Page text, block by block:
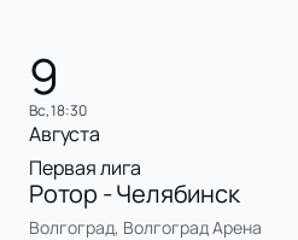
9
вс, 18:30
Августа
Первая лига
Ротор - Челябинск
Волгоград, Волгоград Арена